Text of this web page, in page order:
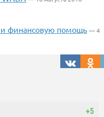
финансовую помощь — 4
+5